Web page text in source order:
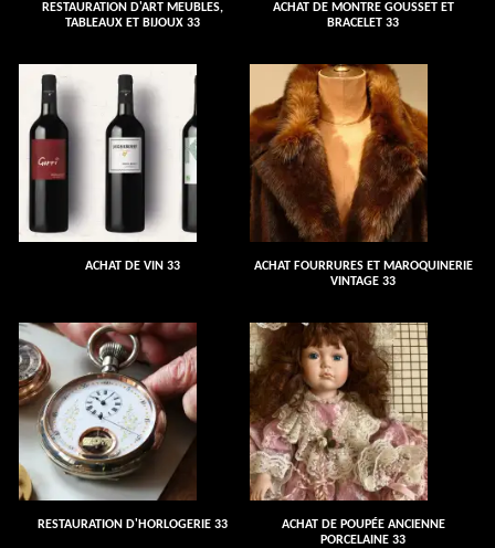
RESTAURATION D'ART MEUBLES,
TABLEAUX ET BIJOUX 33
ACHAT DE MONTRE GOUSSET ET
BRACELET 33
ACHAT DE VIN 33
ACHAT FOURRURES ET MAROQUINERIE
VINTAGE 33
RESTAURATION D'HORLOGERIE 33
ACHAT DE POUPÉE ANCIENNE
PORCELAINE 33